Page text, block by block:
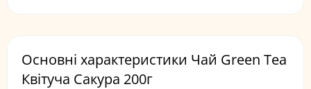
Основні характеристики Чай Green Tea
Квітуча Сакура 200г